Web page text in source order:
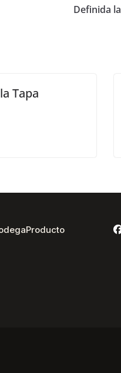
Definida
Tapa
Producto